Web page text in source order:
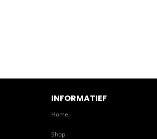
INFORMATIEF
Home
Shop